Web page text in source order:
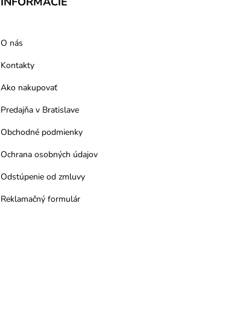
O nás
Kontakty
Ako nakupovať
Predajňa v Bratislave
Obchodné podmienky
Ochrana osobných údajov
Odstúpenie od zmluvy
Reklamačný formulár